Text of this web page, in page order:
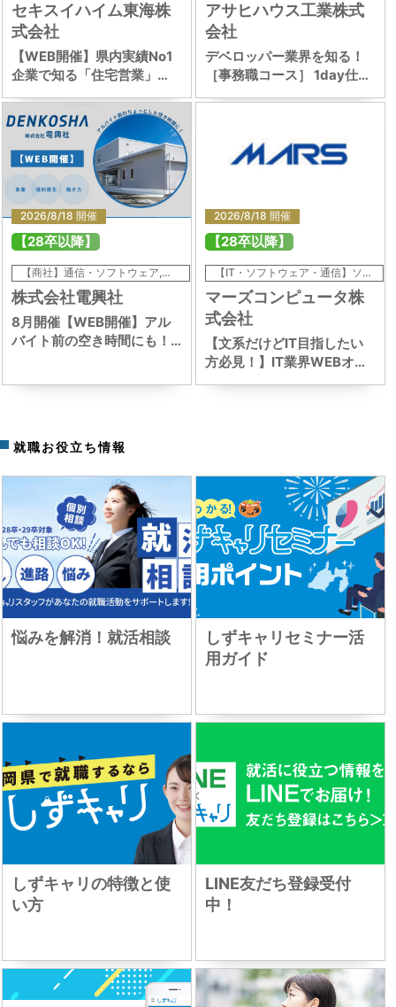
セキスイハイム東海株
式会社
【WEB開催】県内実績No1
企業で知る「住宅営業」
1day仕事体験
アサヒハウス工業株式
会社
デベロッパー業界を知る！
［事務職コース］ 1day仕事
体験
2026/8/18 開催
【28卒以降】
【商社】通信・ソフトウェア,【商社】電気・電子・半導体
株式会社電興社
8月開催【WEB開催】アル
バイト前の空き時間にも！
2026/8/18 開催
【28卒以降】
【IT・ソフトウェア・通信】ソフトウェア・情報処理,【IT・ソフトウェア・通信】ソフトウェア・情報処理,【IT・ソフトウェア・通信】通信・インターネット関連,【IT・ソフトウェア・通信】通信・インターネット関連,【IT・ソフトウェア・通信】ソフトウェア・情報処理,【IT・ソフトウェア・通信】ソフトウェア・情報処理,【IT・ソフトウェア・通信】通信・インターネット関連,【IT・ソフトウェア・通信】通信・インターネット関連
マーズコンピュータ株
式会社
【文系だけどIT目指したい
方必見！】IT業界WEBオー
プンカンパニー
就職お役立ち情報
悩みを解消！就活相談
しずキャリセミナー活
用ガイド
しずキャリの特徴と使
い方
LINE友だち登録受付
中！